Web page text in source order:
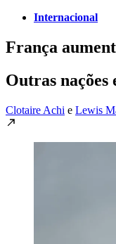
Internacional
França
Outras
Clotaire Achi e Lewis